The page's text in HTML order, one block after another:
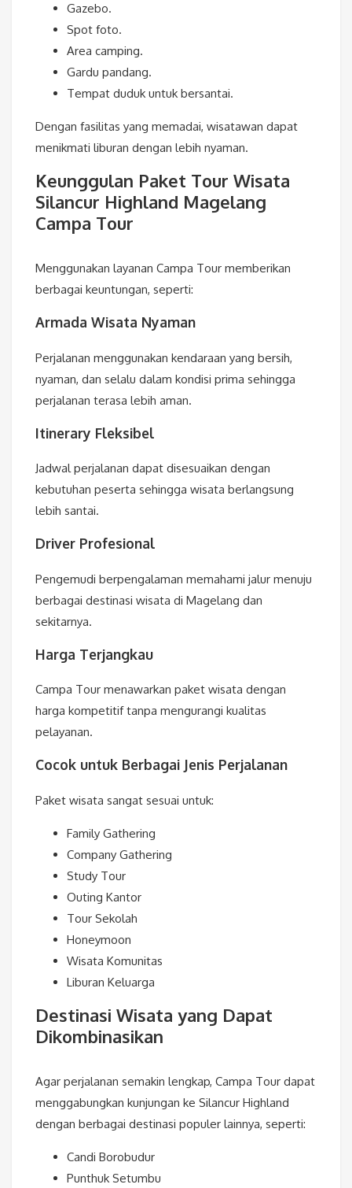
Gazebo.
Spot foto.
Area camping.
Gardu pandang.
Tempat duduk untuk bersantai.
Dengan fasilitas yang memadai, wisatawan dapat
menikmati liburan dengan lebih nyaman.
Keunggulan Paket Tour Wisata
Silancur Highland Magelang
Campa Tour
Menggunakan layanan Campa Tour memberikan
berbagai keuntungan, seperti:
Armada Wisata Nyaman
Perjalanan menggunakan kendaraan yang bersih,
nyaman, dan selalu dalam kondisi prima sehingga
perjalanan terasa lebih aman.
Itinerary Fleksibel
Jadwal perjalanan dapat disesuaikan dengan
kebutuhan peserta sehingga wisata berlangsung
lebih santai.
Driver Profesional
Pengemudi berpengalaman memahami jalur menuju
berbagai destinasi wisata di Magelang dan
sekitarnya.
Harga Terjangkau
Campa Tour menawarkan paket wisata dengan
harga kompetitif tanpa mengurangi kualitas
pelayanan.
Cocok untuk Berbagai Jenis Perjalanan
Paket wisata sangat sesuai untuk:
Family Gathering
Company Gathering
Study Tour
Outing Kantor
Tour Sekolah
Honeymoon
Wisata Komunitas
Liburan Keluarga
Destinasi Wisata yang Dapat
Dikombinasikan
Agar perjalanan semakin lengkap, Campa Tour dapat
menggabungkan kunjungan ke Silancur Highland
dengan berbagai destinasi populer lainnya, seperti:
Candi Borobudur
Punthuk Setumbu